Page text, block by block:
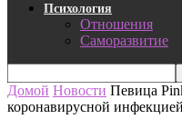
Психология
Отношения
Саморазвитие
Домой Новости Певица
коронавирусной